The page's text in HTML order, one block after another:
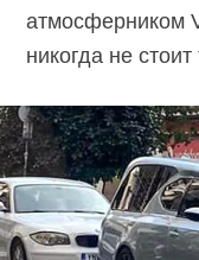
атмосферником
никогда не